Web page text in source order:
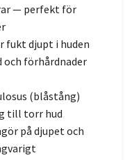
— perfekt för
fukt djupt i huden
och förhårdnader
(blåstång)
till torr hud
på djupet och